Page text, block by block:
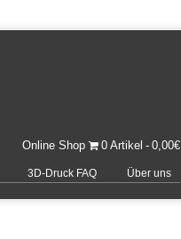
Online Shop 0 Artikel 0,00€
3D-Druck FAQ Über uns